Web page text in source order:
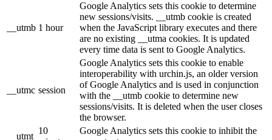
__utmb 1 hour
Google Analytics sets this cookie to determine
new sessions/visits. __utmb cookie is created
when the JavaScript library executes and there
are no existing __utma cookies. It is updated
every time data is sent to Google Analytics.
__utmc session
Google Analytics sets this cookie to enable
interoperability with urchin.js, an older version
of Google Analytics and is used in conjunction
with the __utmb cookie to determine new
sessions/visits. It is deleted when the user closes
the browser.
__utmt
10
Google Analytics sets this cookie to inhibit the